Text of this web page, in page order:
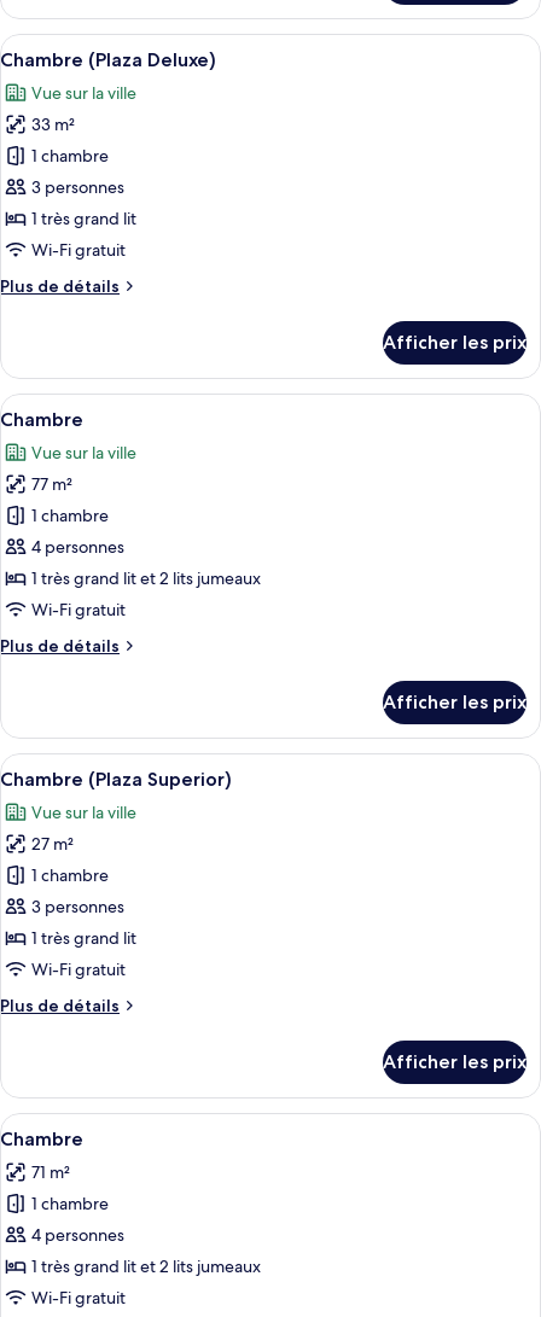
Family)
Chambre
(Plaza
Deluxe
Afficher
toutes
les
photos
pour
ce
type
de
chambre :
Chambre
Une chambre d’hôtel avec un
4
Chambre (Plaza Deluxe)
Vue sur la ville
33 m²
1 chambre
3 personnes
1 très grand lit
Wi-Fi gratuit
Plus de détails
Plus
Chambre
(Plaza
Deluxe)
Afficher les prix
Afficher
toutes
les
photos
pour
ce
type
de
chambre :
Chambre
Une chambre d’hôtel moderne
4
Chambre
Vue sur la ville
77 m²
1 chambre
4 personnes
1 très grand lit et 2 lits jumeaux
Wi-Fi gratuit
Plus de détails
Plus
Chambre
Afficher les prix
Afficher
toutes
les
photos
pour
ce
type
de
chambre :
Chambre
Une chambre d’hôtel moderne
4
Chambre (Plaza Superior)
Vue sur la ville
27 m²
1 chambre
3 personnes
1 très grand lit
Wi-Fi gratuit
Plus de détails
Plus
Chambre
(Plaza
Superior)
Afficher les prix
Afficher
toutes
les
photos
pour
ce
type
Chambre | Coffre-fort, rideaux
4
Chambre
71 m²
1 chambre
4 personnes
1 très grand lit et 2 lits jumeaux
Wi-Fi gratuit